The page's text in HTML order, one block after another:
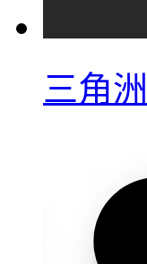
三角